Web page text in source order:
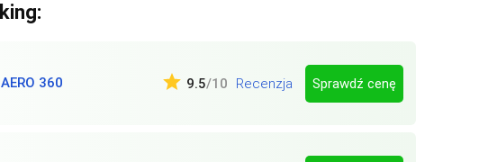
360 9.5/10 Recenzja Sprawdź cenę